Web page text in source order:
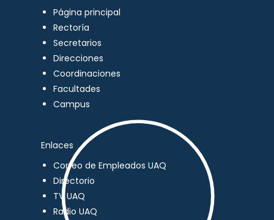
Página principal
Rectoría
Secretarios
Direcciones
Coordinaciones
Facultades
Campus
Enlaces
Correo de Empleados UAQ
Directorio
TV UAQ
Radio UAQ